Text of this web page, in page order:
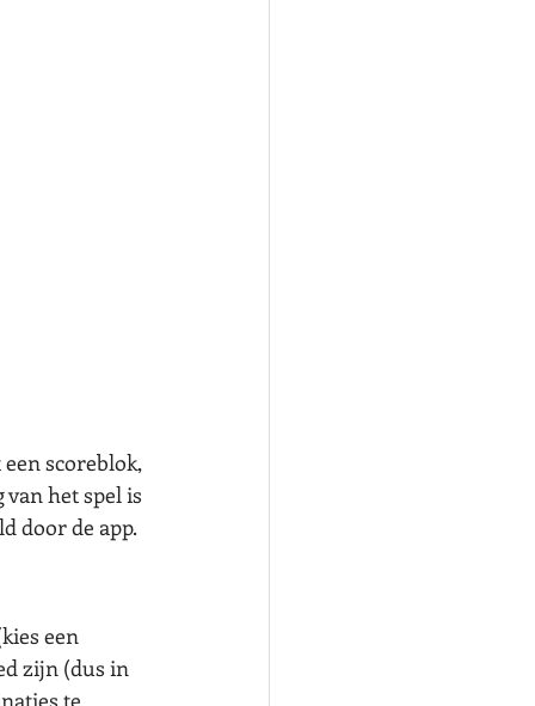
scoreblok,
van het spel is
door de app.
een
zijn (dus in
te